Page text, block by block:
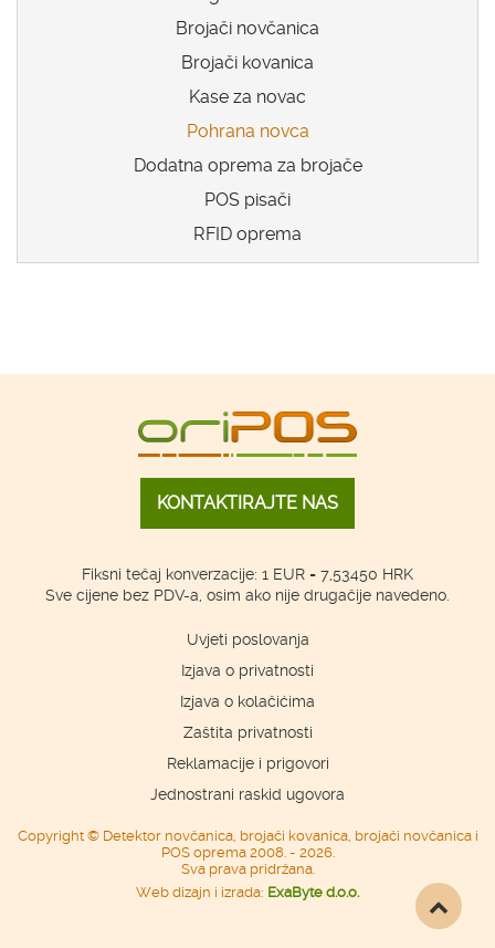
Brojači novčanica
Brojači kovanica
Kase za novac
Pohrana novca
Dodatna oprema za brojače
POS pisači
RFID oprema
KONTAKTIRAJTE NAS
Fiksni tečaj konverzacije: 1 EUR = 7,53450 HRK
Sve cijene bez PDV-a, osim ako nije drugačije navedeno.
Uvjeti poslovanja
Izjava o privatnosti
Izjava o kolačićima
Zaštita privatnosti
Reklamacije i prigovori
Jednostrani raskid ugovora
Copyright © Detektor novčanica, brojači kovanica, brojači novčanica i
POS oprema 2008. - 2026.
Sva prava pridržana.
Web dizajn i izrada: ExaByte d.o.o.